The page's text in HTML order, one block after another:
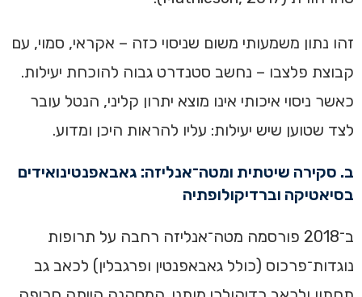
זהו נתון משמעותי משום שניסוי כזה – אקראי, סמוי, עם
קבוצת פלצבו – נחשב סטנדרט גבוה להוכחת יעילות.
כאשר ניסוי איכותי אינו מוצא יתרון קליני, הנטל עובר
לצד שטוען שיש יעילות: עליו להראות היכן ומדוע.
ב. סקירה שיטתית ומטה־אנליזה: גאבאפנטינואידים
בסיאטיקה וברדיקולופתיה
ב־2018 פורסמה מטה־אנליזה רחבה על תרופות
נוגדות־פרכוס (כולל גאבאפנטין ופרגבלין) לכאב גב